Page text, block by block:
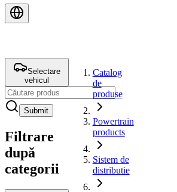
Selectare
vehicul
Submit
Filtrare
după
categorii
Catalog
de
produse
Powertrain
products
Sistem de
distributie